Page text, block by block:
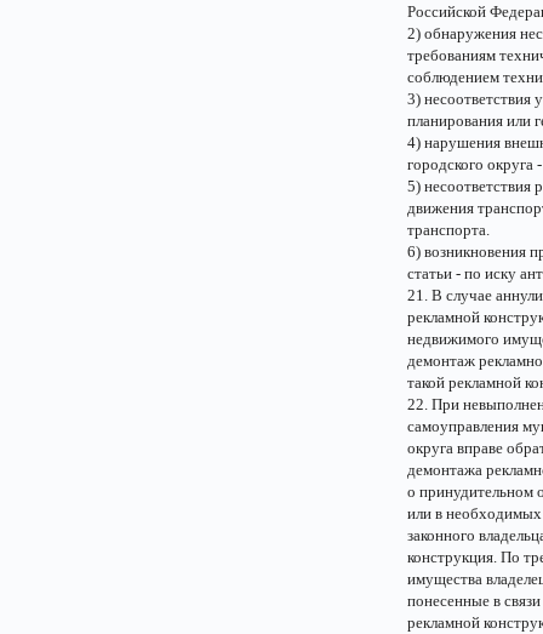
Российской
2) обнаружения
требованиям
соблюдением
3) несоответствия
планирования или
4) нарушения
городского округа
5) несоответствия
движения
транспорта.
6) возникновения
статьи - по иску
21. В случае
рекламной
недвижимого
демонтаж
такой рекламной
22. При
самоуправления
округа вправе
демонтажа
о принудительном
или в необходимых
законного
конструкция. По
имущества
понесенные в
рекламной